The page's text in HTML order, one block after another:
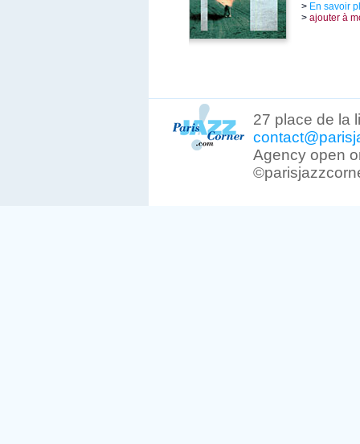
> En savoir
> ajouter à
27 place de la
Agency open